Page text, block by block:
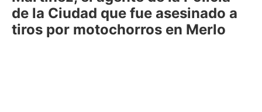
de la Ciudad que fue asesinado a
tiros por motochorros en Merlo